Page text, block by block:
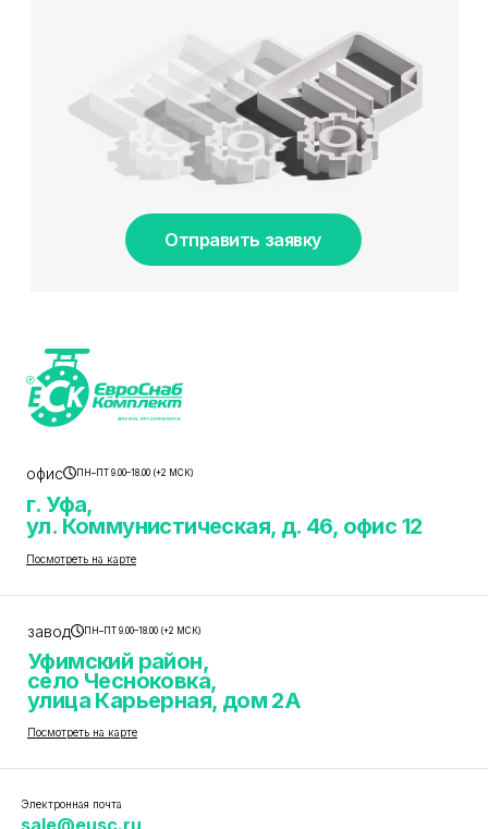
Отправить заявку
офис ПН–ПТ 9.00–18.00 (+2 МСК)
г. Уфа,
ул. Коммунистическая, д. 46, офис 12
Посмотреть на карте
завод ПН–ПТ 9.00–18.00 (+2 МСК)
Уфимский район,
село Чесноковка,
улица Карьерная, дом 2А
Посмотреть на карте
Электронная почта
sale@eusc.ru